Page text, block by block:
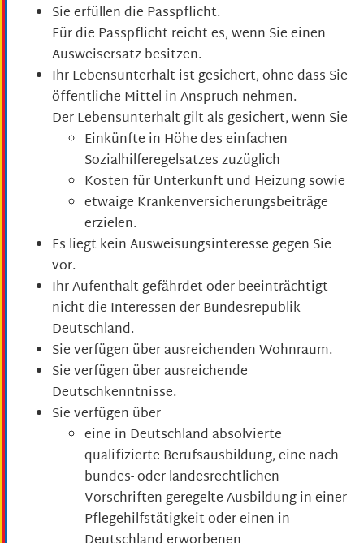
Sie erfüllen die Passpflicht.
Für die Passpflicht reicht es, wenn Sie einen
Ausweisersatz besitzen.
Ihr Lebensunterhalt ist gesichert, ohne dass Sie
öffentliche Mittel in Anspruch nehmen.
Der Lebensunterhalt gilt als gesichert, wenn Sie
Einkünfte in Höhe des einfachen
Sozialhilferegelsatzes zuzüglich
Kosten für Unterkunft und Heizung sowie
etwaige Krankenversicherungsbeiträge
erzielen.
Es liegt kein Ausweisungsinteresse gegen Sie
vor.
Ihr Aufenthalt gefährdet oder beeinträchtigt
nicht die Interessen der Bundesrepublik
Deutschland.
Sie verfügen über ausreichenden Wohnraum.
Sie verfügen über ausreichende
Deutschkenntnisse.
Sie verfügen über
eine in Deutschland absolvierte
qualifizierte Berufsausbildung, eine nach
bundes- oder landesrechtlichen
Vorschriften geregelte Ausbildung in einer
Pflegehilfstätigkeit oder einen in